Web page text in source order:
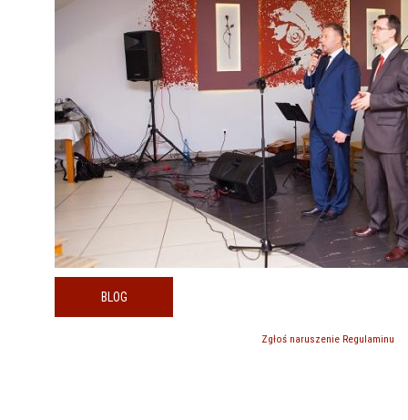
BLOG
Zgłoś naruszenie Regulaminu